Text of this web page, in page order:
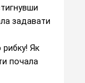
задавати
Як
почала